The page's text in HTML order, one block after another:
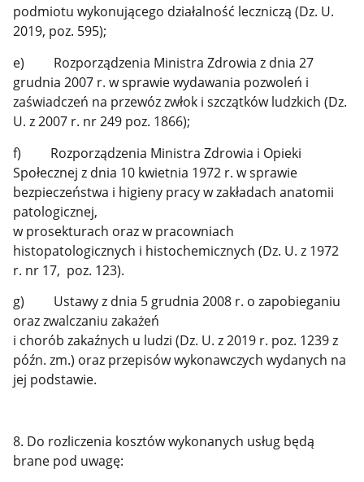
podmiotu wykonującego działalność leczniczą (Dz. U.
2019, poz. 595);
e) Rozporządzenia Ministra Zdrowia z dnia 27
grudnia 2007 r. w sprawie wydawania pozwoleń i
zaświadczeń na przewóz zwłok i szczątków ludzkich (Dz.
U. z 2007 r. nr 249 poz. 1866);
f) Rozporządzenia Ministra Zdrowia i Opieki
Społecznej z dnia 10 kwietnia 1972 r. w sprawie
bezpieczeństwa i higieny pracy w zakładach anatomii
patologicznej,
w prosekturach oraz w pracowniach
histopatologicznych i histochemicznych (Dz. U. z 1972
r. nr 17, poz. 123).
g) Ustawy z dnia 5 grudnia 2008 r. o zapobieganiu
oraz zwalczaniu zakażeń
i chorób zakaźnych u ludzi (Dz. U. z 2019 r. poz. 1239 z
późn. zm.) oraz przepisów wykonawczych wydanych na
jej podstawie.
8. Do rozliczenia kosztów wykonanych usług będą
brane pod uwagę: